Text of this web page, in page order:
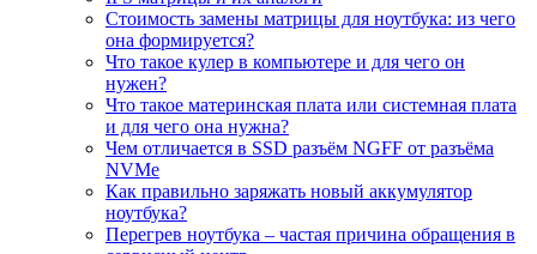
Стоимость замены матрицы для ноутбука: из чего
она формируется?
Что такое кулер в компьютере и для чего он
нужен?
Что такое материнская плата или системная плата
и для чего она нужна?
Чем отличается в SSD разъём NGFF от разъёма
NVMe
Как правильно заряжать новый аккумулятор
ноутбука?
Перегрев ноутбука – частая причина обращения в